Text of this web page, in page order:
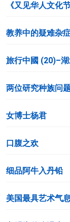
《又见华人文化
教养中的疑难杂
旅行中國 (20)–
两位研究种族问
女博士杨君
口腹之欢
细品阿牛入丹铅
美国最具艺术气